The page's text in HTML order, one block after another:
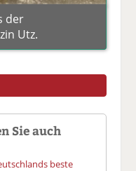
der
Utz.
Sie auch
beste